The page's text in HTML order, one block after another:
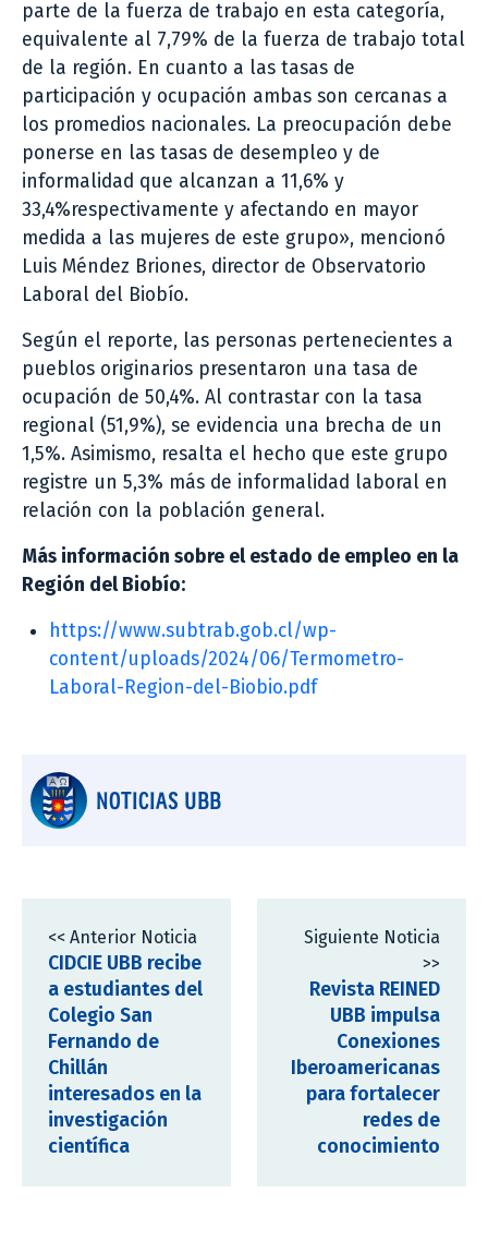
parte de la fuerza de trabajo en esta categoría,
equivalente al 7,79% de la fuerza de trabajo total
de la región. En cuanto a las tasas de
participación y ocupación ambas son cercanas a
los promedios nacionales. La preocupación debe
ponerse en las tasas de desempleo y de
informalidad que alcanzan a 11,6% y
33,4%respectivamente y afectando en mayor
medida a las mujeres de este grupo», mencionó
Luis Méndez Briones, director de Observatorio
Laboral del Biobío.
Según el reporte, las personas pertenecientes a
pueblos originarios presentaron una tasa de
ocupación de 50,4%. Al contrastar con la tasa
regional (51,9%), se evidencia una brecha de un
1,5%. Asimismo, resalta el hecho que este grupo
registre un 5,3% más de informalidad laboral en
relación con la población general.
Más información sobre el estado de empleo en la
Región del Biobío:
https://www.subtrab.gob.cl/wp-
content/uploads/2024/06/Termometro-
Laboral-Region-del-Biobio.pdf
NOTICIAS UBB
<< Anterior Noticia
CIDCIE UBB recibe
a estudiantes del
Colegio San
Fernando de
Chillán
interesados en la
investigación
científica
Siguiente Noticia
>>
Revista REINED
UBB impulsa
Conexiones
Iberoamericanas
para fortalecer
redes de
conocimiento